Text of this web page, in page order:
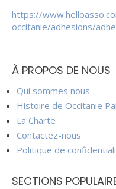
https://
occitanie/adhesions/
À PROPOS DE NOUS
Qui sommes nous
Histoire de Occitanie
La Charte
Contactez-nous
Politique de
SECTIONS